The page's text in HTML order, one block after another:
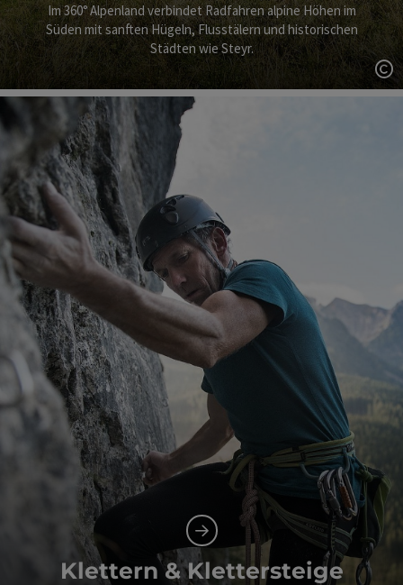
Im 360° Alpenland verbindet Radfahren alpine Höhen im
Süden mit sanften Hügeln, Flusstälern und historischen
Städten wie Steyr.
Klettern & Klettersteige